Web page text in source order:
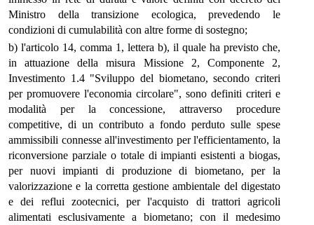
Ministro della transizione ecologica, prevedendo le
condizioni di cumulabilità con altre forme di sostegno;
b) l'articolo 14, comma 1, lettera b), il quale ha previsto che,
in attuazione della misura Missione 2, Componente 2,
Investimento 1.4 "Sviluppo del biometano, secondo criteri
per promuovere l'economia circolare", sono definiti criteri e
modalità per la concessione, attraverso procedure
competitive, di un contributo a fondo perduto sulle spese
ammissibili connesse all'investimento per l'efficientamento, la
riconversione parziale o totale di impianti esistenti a biogas,
per nuovi impianti di produzione di biometano, per la
valorizzazione e la corretta gestione ambientale del digestato
e dei reflui zootecnici, per l'acquisto di trattori agricoli
alimentati esclusivamente a biometano; con il medesimo